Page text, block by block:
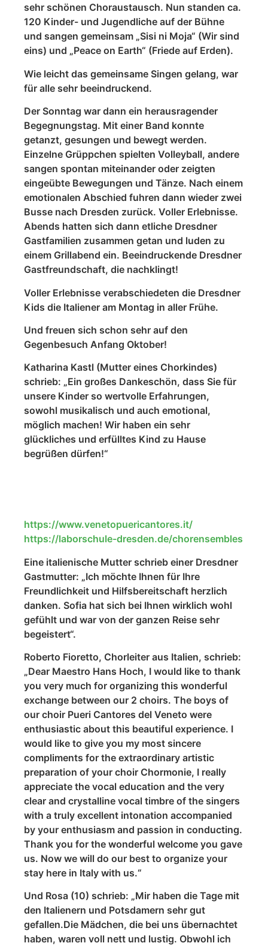
sehr schönen Choraustausch. Nun standen ca.
120 Kinder- und Jugendliche auf der Bühne
und sangen gemeinsam „Sisi ni Moja“ (Wir sind
eins) und „Peace on Earth“ (Friede auf Erden).
Wie leicht das gemeinsame Singen gelang, war
für alle sehr beeindruckend.
Der Sonntag war dann ein herausragender
Begegnungstag. Mit einer Band konnte
getanzt, gesungen und bewegt werden.
Einzelne Grüppchen spielten Volleyball, andere
sangen spontan miteinander oder zeigten
eingeübte Bewegungen und Tänze. Nach einem
emotionalen Abschied fuhren dann wieder zwei
Busse nach Dresden zurück. Voller Erlebnisse.
Abends hatten sich dann etliche Dresdner
Gastfamilien zusammen getan und luden zu
einem Grillabend ein. Beeindruckende Dresdner
Gastfreundschaft, die nachklingt!
Voller Erlebnisse verabschiedeten die Dresdner
Kids die Italiener am Montag in aller Frühe.
Und freuen sich schon sehr auf den
Gegenbesuch Anfang Oktober!
Katharina Kastl (Mutter eines Chorkindes)
schrieb: „Ein großes Dankeschön, dass Sie für
unsere Kinder so wertvolle Erfahrungen,
sowohl musikalisch und auch emotional,
möglich machen! Wir haben ein sehr
glückliches und erfülltes Kind zu Hause
begrüßen dürfen!“
https://www.venetopuericantores.it/
https://laborschule-dresden.de/chorensembles
Eine italienische Mutter schrieb einer Dresdner
Gastmutter: „Ich möchte Ihnen für Ihre
Freundlichkeit und Hilfsbereitschaft herzlich
danken. Sofia hat sich bei Ihnen wirklich wohl
gefühlt und war von der ganzen Reise sehr
begeistert“.
Roberto Fioretto, Chorleiter aus Italien, schrieb:
„Dear Maestro Hans Hoch, I would like to thank
you very much for organizing this wonderful
exchange between our 2 choirs. The boys of
our choir Pueri Cantores del Veneto were
enthusiastic about this beautiful experience. I
would like to give you my most sincere
compliments for the extraordinary artistic
preparation of your choir Chormonie, I really
appreciate the vocal education and the very
clear and crystalline vocal timbre of the singers
with a truly excellent intonation accompanied
by your enthusiasm and passion in conducting.
Thank you for the wonderful welcome you gave
us. Now we will do our best to organize your
stay here in Italy with us.“
Und Rosa (10) schrieb: „Mir haben die Tage mit
den Italienern und Potsdamern sehr gut
gefallen.Die Mädchen, die bei uns übernachtet
haben, waren voll nett und lustig. Obwohl ich